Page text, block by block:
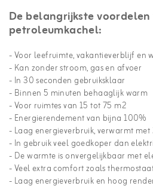
De belangrijkste voordelen
petroleumkachel:
- Voor leefruimte, vakantieverblijf en
- Kan zonder stroom, gas en afvoer
- In 30 seconden gebruiksklaar
- Binnen 5 minuten behaaglijk warm
- Voor ruimtes van 15 tot 75 m2
- Energierendement van bijna 100%
- Laag energieverbruik, verwarmt
- In gebruik veel goedkoper dan
- De warmte is onvergelijkbaar met
- Veel extra comfort zoals
- Laag energieverbruik en hoog